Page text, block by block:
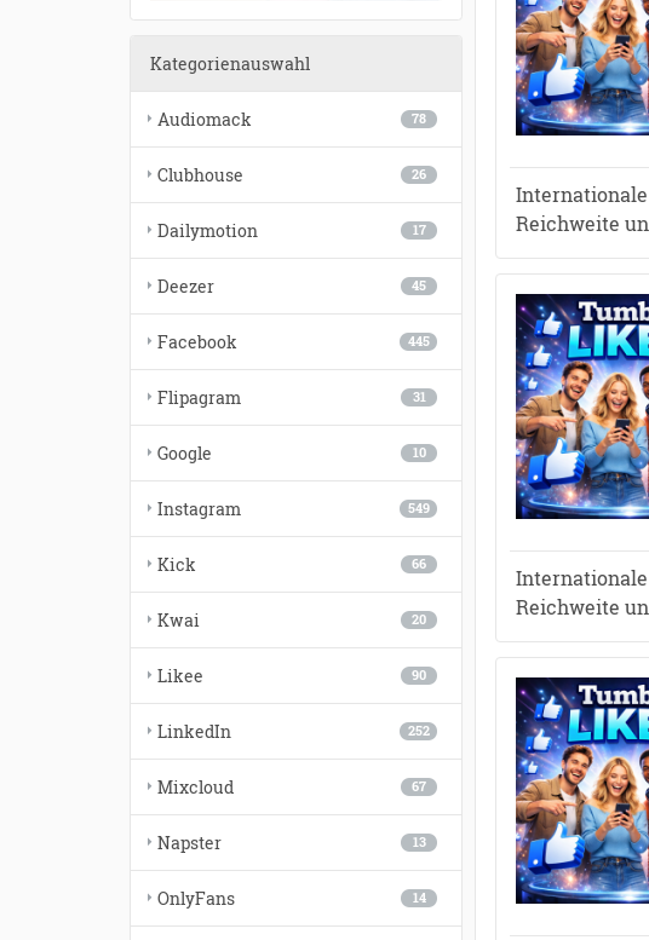
Reichweite
Reichweite
Kategorienauswahl
78
Audiomack
26
Clubhouse
17
Dailymotion
45
Deezer
445
Facebook
31
Flipagram
10
Google
549
Instagram
66
Kick
20
Kwai
90
Likee
252
LinkedIn
67
Mixcloud
13
Napster
14
OnlyFans